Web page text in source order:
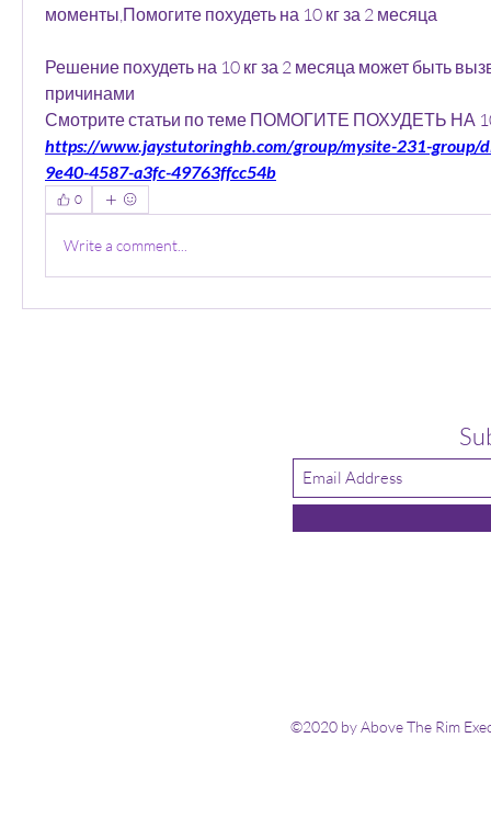
моменты,Помогите похудеть на 10 кг за 2 месяца
Решение похудеть на 10 кг за 2 месяца может быть
причинами
Смотрите статьи по теме ПОМОГИТЕ ПОХУДЕТЬ НА
https://www.jaystutoringhb.com/group/mysite-231-group/
9e40-4587-a3fc-49763ffcc54b
0
Write a comment...
©2020 by Above The Rim